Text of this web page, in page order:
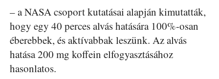
– a NASA csoport kutatásai alapján kimutatták,
hogy egy 40 perces alvás hatására 100%-osan
éberebbek, és aktívabbak leszünk. Az alvás
hatása 200 mg koffein elfogyasztásához
hasonlatos.